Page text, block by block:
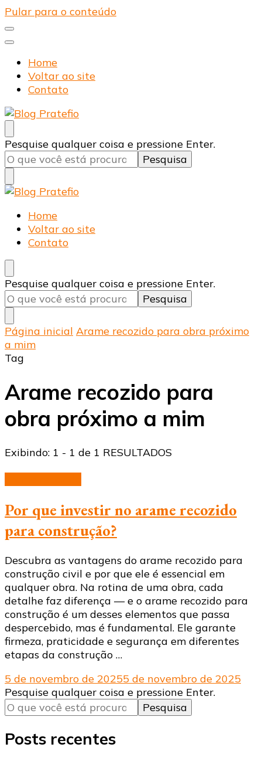
Pular para o conteúdo
Home
Voltar ao site
Contato
Blog Pratefio
Arames e Telas de Qualidade
Procurando
algo?
Pesquise qualquer coisa e pressione Enter.
Blog Pratefio
Arames e Telas de Qualidade
Home
Voltar ao site
Contato
Procurando
algo?
Pesquise qualquer coisa e pressione Enter.
Página inicial Arame recozido para obra próximo
a mim
Tag
Arame recozido para
obra próximo a mim
Exibindo: 1 - 1 de 1 RESULTADOS
Por que investir no arame recozido
para construção?
Descubra as vantagens do arame recozido para
construção civil e por que ele é essencial em
qualquer obra. Na rotina de uma obra, cada
detalhe faz diferença — e o arame recozido para
construção é um desses elementos que passa
despercebido, mas é fundamental. Ele garante
firmeza, praticidade e segurança em diferentes
etapas da construção …
5 de novembro de 20255 de novembro de 2025
Procurando
algo?
Pesquise qualquer coisa e pressione Enter.
Posts recentes